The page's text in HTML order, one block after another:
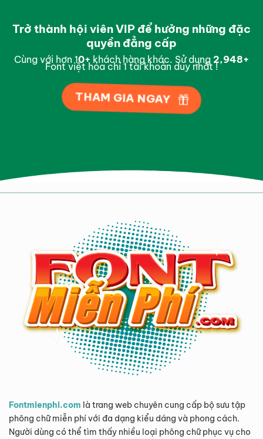
Trở thành hội viên VIP để hưởng những đặc
quyền đẳng cấp
Cùng với hơn 10+ khách hàng khác. Sử dụng 2,997+
Font việt hóa chỉ 1 tài khoản duy nhất !
THAM GIA NGAY
Fontmienphi.com là trang web chuyên cung cấp bộ sưu tập
phông chữ miễn phí với đa dạng kiểu dáng và phong cách.
Người dùng có thể tìm thấy nhiều loại phông chữ phục vụ cho